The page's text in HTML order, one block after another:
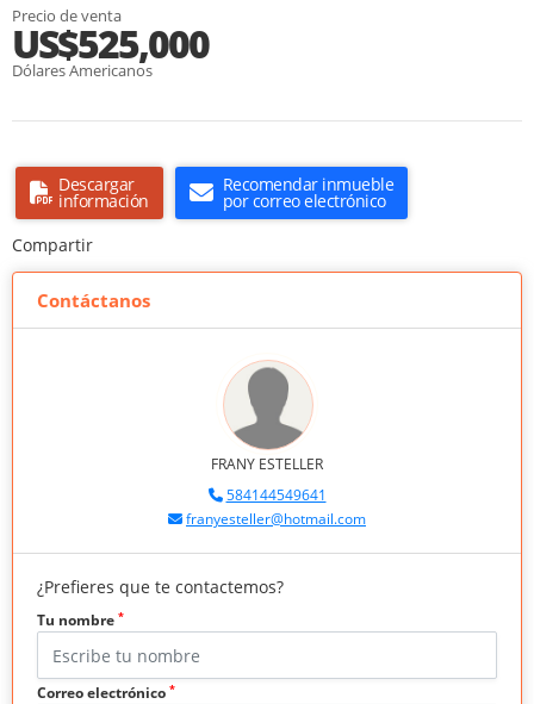
Precio de venta
US$525,000
Dólares Americanos
Descargar
información
Recomendar inmueble
por correo electrónico
Compartir
Contáctanos
FRANY ESTELLER
584144549641
franyesteller@hotmail.com
¿Prefieres que te contactemos?
Tu nombre *
Correo electrónico *